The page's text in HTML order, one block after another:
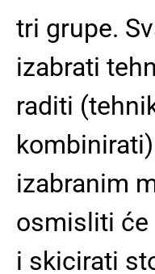
tri grupe.
izabrati
raditi
izabranim
osmisliti će
i skicirati